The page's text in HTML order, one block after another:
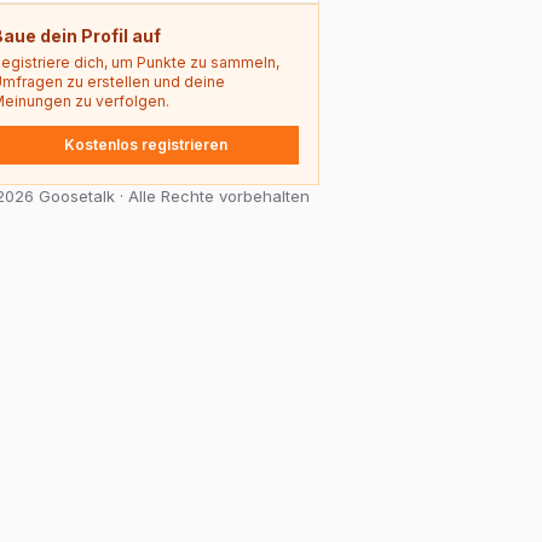
dein Profil auf
dich, um Punkte zu sammeln,
zu erstellen und deine
zu verfolgen.
Kostenlos registrieren
Goosetalk · Alle Rechte vorbehalten